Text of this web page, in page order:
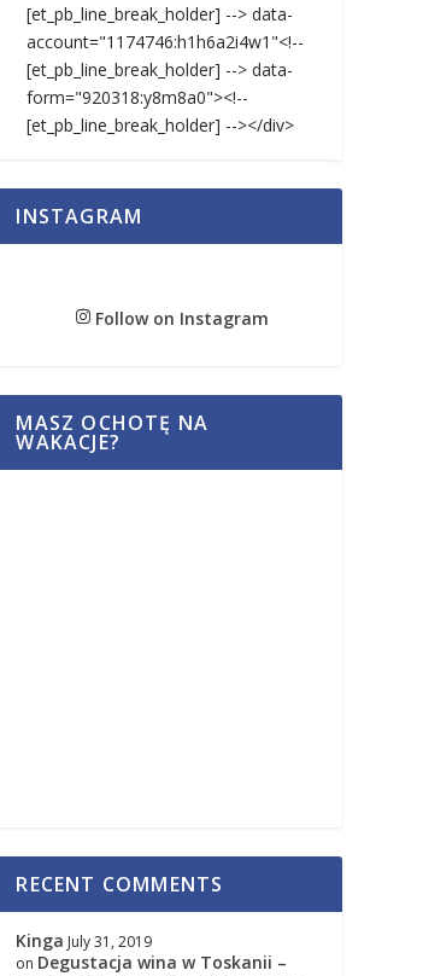
[et_pb_line_break_holder] --> data-
account="1174746:h1h6a2i4w1"<!--
[et_pb_line_break_holder] --> data-
form="920318:y8m8a0"><!--
[et_pb_line_break_holder] --></div>
INSTAGRAM
Follow on Instagram
MASZ OCHOTĘ NA
WAKACJE?
RECENT COMMENTS
Kinga July 31, 2019
on Degustacja wina w Toskanii –